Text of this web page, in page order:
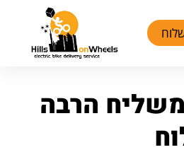
הרבה